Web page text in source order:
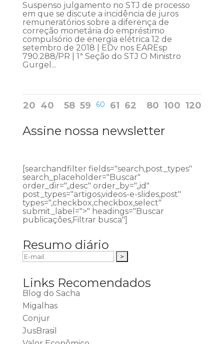
Suspenso julgamento no STJ de processo
em que se discute a incidência de juros
remuneratórios sobre a diferença de
correção monetária do empréstimo
compulsório de energia elétrica 12 de
setembro de 2018 | EDv nos EAREsp
790.288/PR | 1ª Seção do STJ O Ministro
Gurgel...
20 40 58 59 60 61 62 80 100 120
Assine nossa newsletter
[searchandfilter fields="search,post_types"
search_placeholder="Buscar"
order_dir=",,desc" order_by=",,id"
post_types="artigos,videos-e-slides,post"
types=",checkbox,checkbox,select"
submit_label=">" headings="Buscar
publicações,Filtrar busca"]
Resumo diário
Links Recomendados
Blog do Sacha
Migalhas
Conjur
JusBrasil